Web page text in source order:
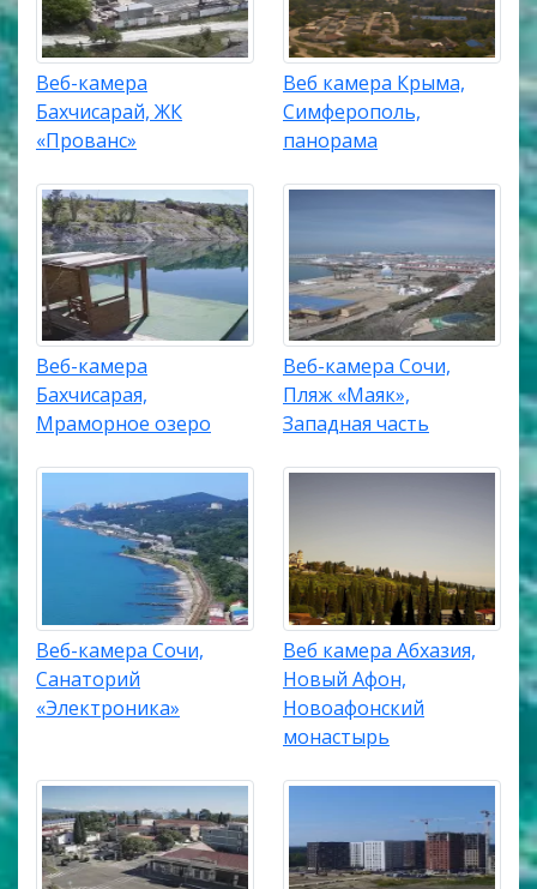
Веб-камера
Бахчисарай, ЖК
«Прованс»
Веб камера Крыма,
Симферополь,
панорама
Веб-камера
Бахчисарая,
Мраморное озеро
Веб-камера Сочи,
Пляж «Маяк»,
Западная часть
Веб-камера Сочи,
Санаторий
«Электроника»
Веб камера Абхазия,
Новый Афон,
Новоафонский
монастырь